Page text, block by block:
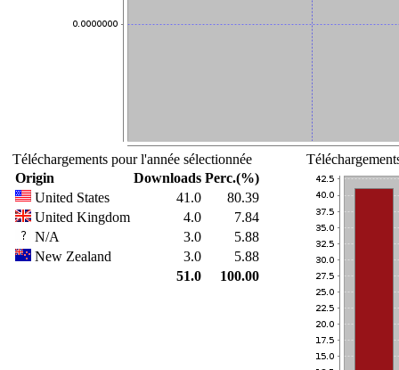
Téléchargements pour l'année sélectionnée
Origin
Downloads Perc.(%)
United States
41.0
80.39
United Kingdom
4.0
7.84
N/A
3.0
5.88
New Zealand
3.0
5.88
51.0
100.00